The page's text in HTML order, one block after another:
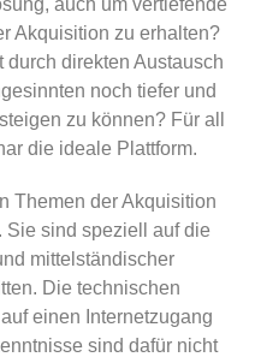
auch um vertiefende
Akquisition zu erhalten?
direkten Austausch
noch tiefer und
zu können? Für all
die ideale Plattform.
Themen der Akquisition
sind speziell auf die
mittelständischer
Die technischen
einen Internetzugang
sind dafür nicht